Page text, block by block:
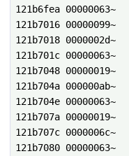
121b6fea 00000063~
121b7016 00000099~
121b7018 0000002d~
121b701c 00000063~
121b7048 00000019~
121b704a 000000ab~
121b704e 00000063~
121b707a 00000019~
121b707c 0000006c~
121b7080 00000063~